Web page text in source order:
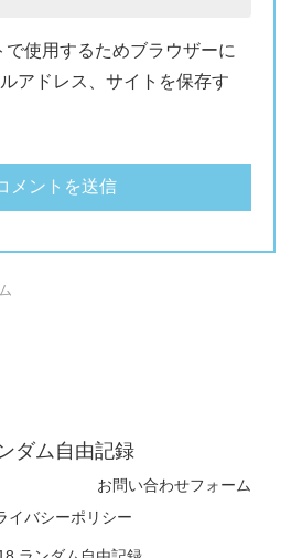
で使用するためブラウザーに
アドレス、サイトを保存す
ダム自由記録
お問い合わせフォーム
イバシーポリシー